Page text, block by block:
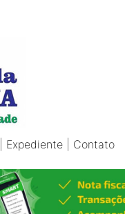
Expediente Contato